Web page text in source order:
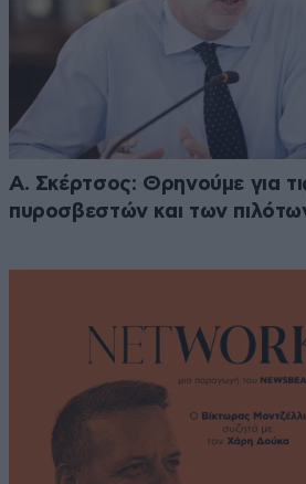
Α. Σκέρτσος: Θρηνούμε για
πυροσβεστών και των